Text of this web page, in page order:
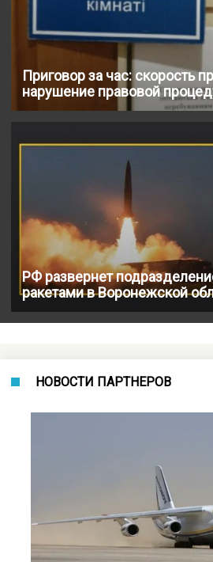
Приговор за час: скорость
нарушение правовой
РФ развернет
ракетами в Воронежской
НОВОСТИ ПАРТНЕРОВ